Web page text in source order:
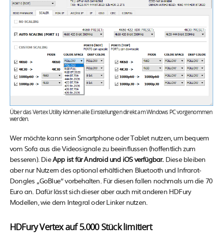
Über das Vertex Utility können alle Einstellungen direkt am Windows PC vorgenommen
werden.
Wer möchte kann sein Smartphone oder Tablet nutzen, um bequem
vom Sofa aus die Videosignale zu beeinflussen (hoffentlich zum
besseren). DieApp ist für Android und iOS verfügbar.Diese bleiben
aber nur Nutzern des optional erhältlichen Bluetooth und Infrarot-
Dongles „GoBlue“ vorbehalten. Für diesen fallen nochmals um die 70
Euro an. Dafür lässt sich dieser aber auch mit anderen HDFury
Modellen, wie dem Integral oder Linker nutzen.
HDFury Vertex auf 5.000 Stück limitiert